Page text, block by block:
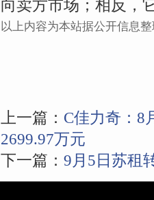
向卖方市场；相反，
以上内容为本站据公开信息
上一篇： C佳力奇：8
2699.97万元
下一篇： 9月5日苏租